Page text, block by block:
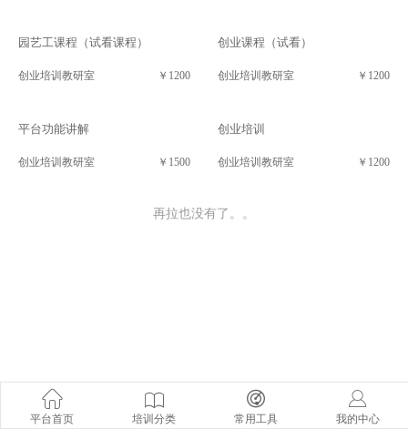
园艺工课程（试看课程）
创业培训教研室 ￥1200
创业课程（试看）
创业培训教研室 ￥1200
平台功能讲解
创业培训教研室 ￥1500
创业培训
创业培训教研室 ￥1200
再拉也没有了。。
平台首页 培训分类 常用工具 我的中心